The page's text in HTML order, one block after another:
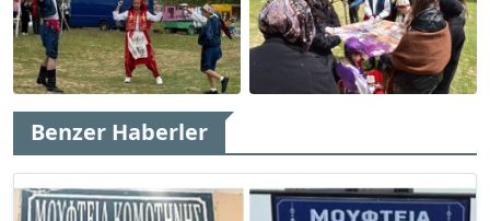
Benzer Haberler